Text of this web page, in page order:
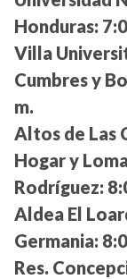
Honduras:
Villa
Cumbres y
m.
Altos de Las
Hogar y
Rodríguez:
Aldea El
Germania:
Res.